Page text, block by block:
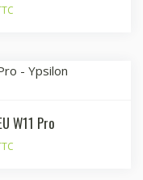
W11 Pro